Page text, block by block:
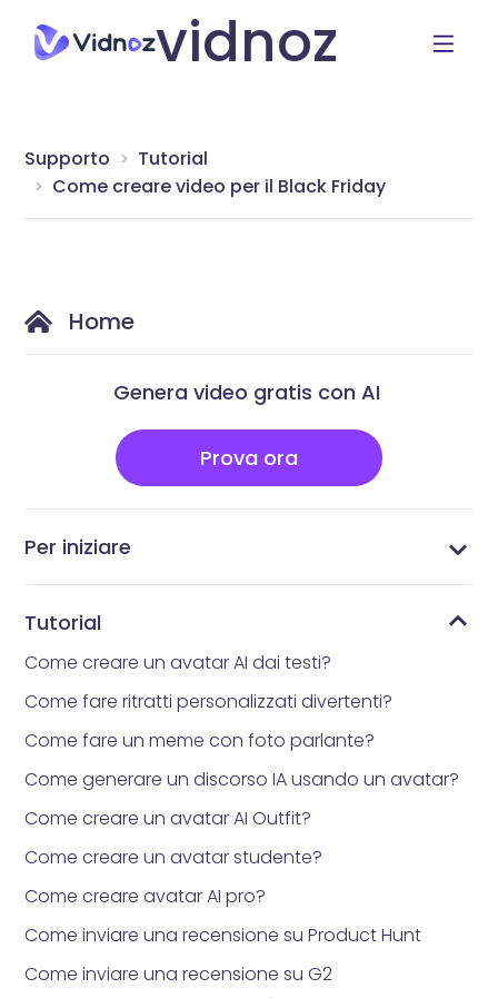
vidnoz
Supporto
Tutorial
Come creare video per il Black Friday
Home
Genera video gratis con AI
Prova ora
Per iniziare
Tutorial
Come creare un avatar AI dai testi?
Come fare ritratti personalizzati divertenti?
Come fare un meme con foto parlante?
Come generare un discorso IA usando un avatar?
Come creare un avatar AI Outfit?
Come creare un avatar studente?
Come creare avatar AI pro?
Come inviare una recensione su Product Hunt
Come inviare una recensione su G2